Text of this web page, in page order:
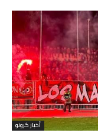
أخبار كرونو